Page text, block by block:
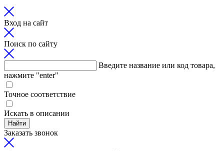
Вход на сайт
Поиск по сайту
Введите название или код товара,
нажмите "enter"
Точное соответствие
Искать в описании
Найти
Заказать звонок